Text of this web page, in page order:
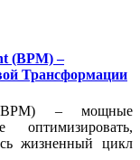
(BPM) –
Трансформации
(BPM) – мощные
жизненный цикл